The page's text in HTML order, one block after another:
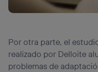
Por otra parte, el
realizado por Delloite
problemas de